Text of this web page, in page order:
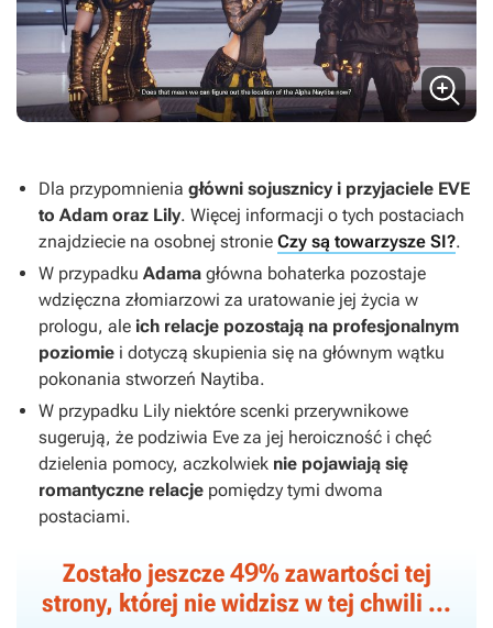
Dla przypomnienia główni sojusznicy i przyjaciele EVE
to Adam oraz Lily. Więcej informacji o tych postaciach
znajdziecie na osobnej stronie Czy są towarzysze SI?.
W przypadku Adama główna bohaterka pozostaje
wdzięczna złomiarzowi za uratowanie jej życia w
prologu, ale ich relacje pozostają na profesjonalnym
poziomie i dotyczą skupienia się na głównym wątku
pokonania stworzeń Naytiba.
W przypadku Lily niektóre scenki przerywnikowe
sugerują, że podziwia Eve za jej heroiczność i chęć
dzielenia pomocy, aczkolwiek nie pojawiają się
romantyczne relacje pomiędzy tymi dwoma
postaciami.
Zostało jeszcze49% zawartości tej
strony, której nie widzisz w tej chwili ...